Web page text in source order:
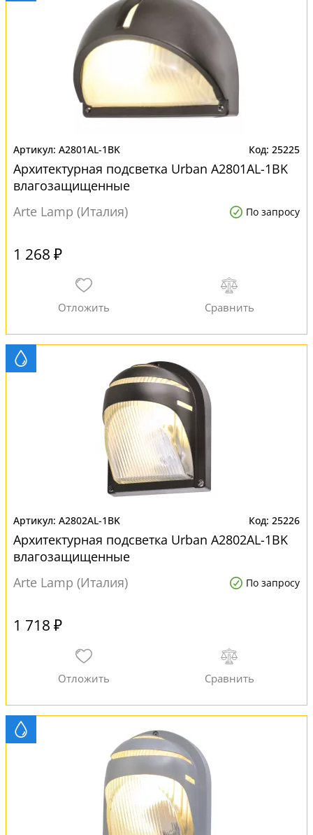
A2801AL-1BK 25225
Архитектурная подсветка Urban A2801AL-1BK
влагозащищенные
Arte Lamp (Италия)
По запросу
1 268 ₽
A2802AL-1BK 25226
Архитектурная подсветка Urban A2802AL-1BK
влагозащищенные
Arte Lamp (Италия)
По запросу
1 718 ₽